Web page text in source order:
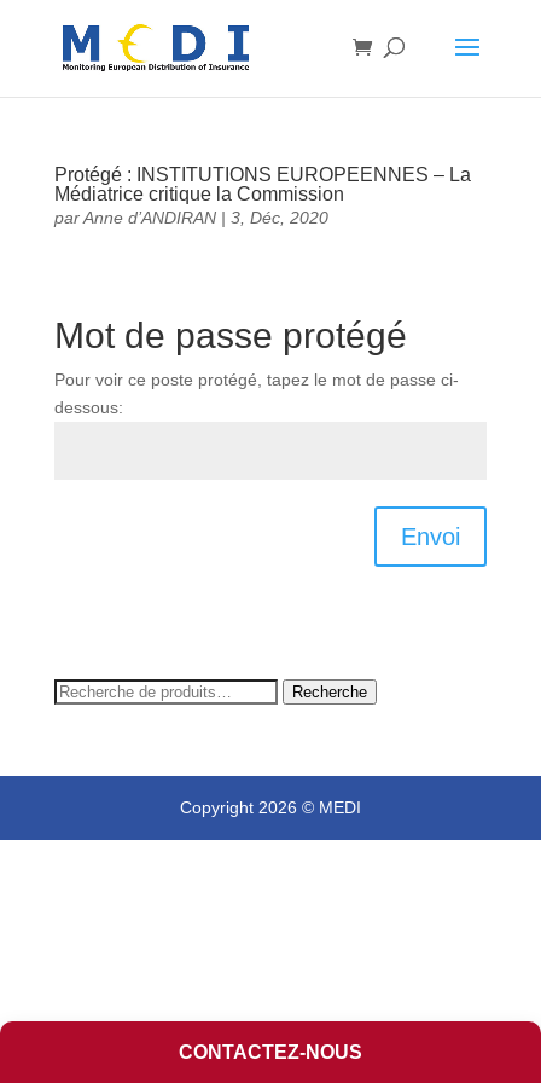
Protégé : INSTITUTIONS EUROPEENNES – La
Médiatrice critique la Commission
parAnne d’ANDIRAN| 3, Déc, 2020
Mot de passe protégé
Pour voir ce poste protégé, tapez le mot de passe ci-
dessous:
Envoi
Recherche
Recherche
Copyright 2026 © MEDI
CONTACTEZ-NOUS